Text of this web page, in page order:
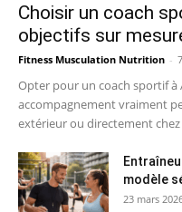
Choisir un coach
objectifs sur
Fitness Musculation Nutrition -
Opter pour un coach sportif à
accompagnement vraiment
extérieur ou directement chez
modèle
23 mars